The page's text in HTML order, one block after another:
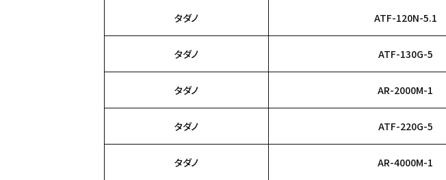
タダノ ATF-120N-5.1
タダノ ATF-130G-5
タダノ AR-2000M-1
タダノ ATF-220G-5
タダノ AR-4000M-1